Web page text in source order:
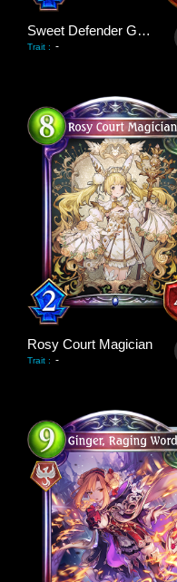
Sweet Defender Golem
Trait : -
Rosy Court Magician
Trait : -